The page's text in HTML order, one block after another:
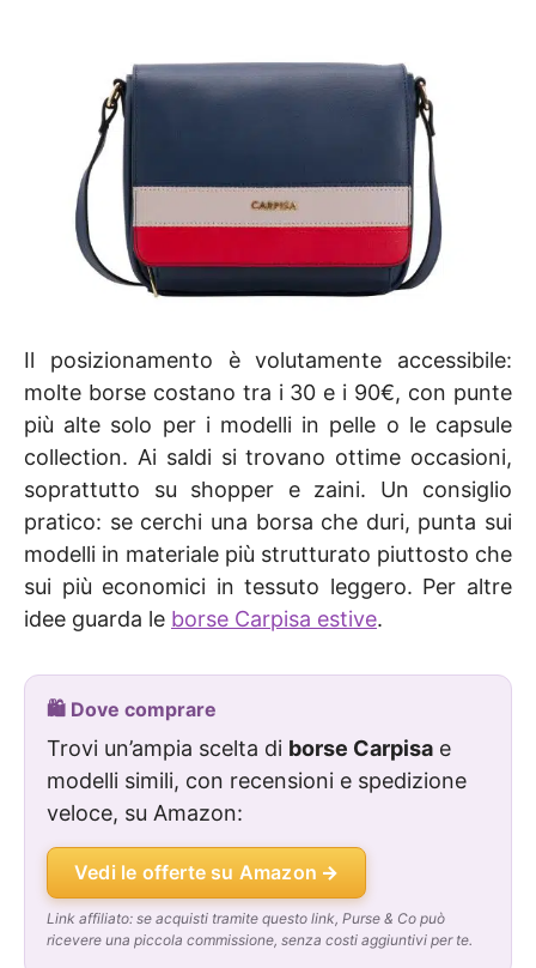
Il posizionamento è volutamente accessibile:
molte borse costano tra i 30 e i 90€, con punte
più alte solo per i modelli in pelle o le capsule
collection. Ai saldi si trovano ottime occasioni,
soprattutto su shopper e zaini. Un consiglio
pratico: se cerchi una borsa che duri, punta sui
modelli in materiale più strutturato piuttosto che
sui più economici in tessuto leggero. Per altre
idee guarda le borse Carpisa estive.
🛍️ Dove comprare
Trovi un’ampia scelta di borse Carpisa e
modelli simili, con recensioni e spedizione
veloce, su Amazon:
Vedi le offerte su Amazon
Link affiliato: se acquisti tramite questo link, Purse & Co può
ricevere una piccola commissione, senza costi aggiuntivi per te.